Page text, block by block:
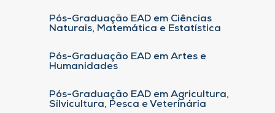
Pós-Graduação EAD em Ciências
Naturais, Matemática e Estatística
Pós-Graduação EAD em Artes e
Humanidades
Pós-Graduação EAD em Agricultura,
Silvicultura, Pesca e Veterinária